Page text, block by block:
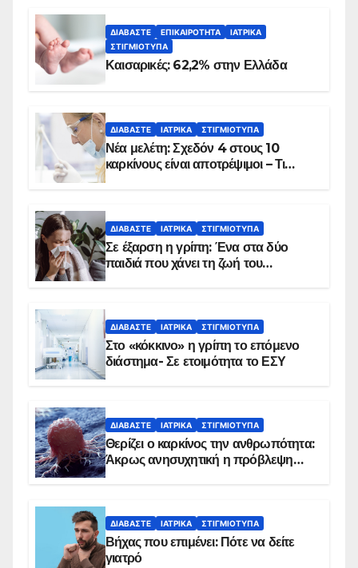
ΔΙΑΒΆΣΤΕ ΕΠΙΚΑΙΡΌΤΗΤΑ
ΙΑΤΡΙΚΆ
ΣΤΙΓΜΙΌΤΥΠΑ
Καισαρικές: 62,2% στην Ελλάδα
ΔΙΑΒΆΣΤΕ ΙΑΤΡΙΚΆ ΣΤΙΓΜΙΌΤΥΠΑ
Νέα μελέτη: Σχεδόν 4 στους 10
καρκίνους είναι αποτρέψιμοι – Τι
ΔΙΑΒΆΣΤΕ ΙΑΤΡΙΚΆ ΣΤΙΓΜΙΌΤΥΠΑ
Σε έξαρση η γρίπη: Ένα στα δύο
παιδιά που χάνει τη ζωή του
ΔΙΑΒΆΣΤΕ ΙΑΤΡΙΚΆ ΣΤΙΓΜΙΌΤΥΠΑ
Στο «κόκκινο» η γρίπη το επόμενο
διάστημα- Σε ετοιμότητα το ΕΣΥ
ΔΙΑΒΆΣΤΕ ΙΑΤΡΙΚΆ ΣΤΙΓΜΙΌΤΥΠΑ
Θερίζει ο καρκίνος την ανθρωπότητα:
Άκρως ανησυχητική η πρόβλεψη…
ΔΙΑΒΆΣΤΕ ΙΑΤΡΙΚΆ ΣΤΙΓΜΙΌΤΥΠΑ
Βήχας που επιμένει: Πότε να δείτε
γιατρό